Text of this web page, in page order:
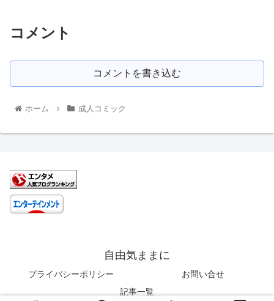
コメント
コメントを書き込む
ホーム 成人コミック
自由気ままに
プライバシーポリシー
お問い合せ
記事一覧